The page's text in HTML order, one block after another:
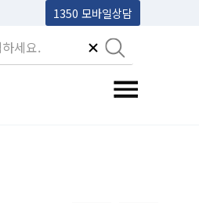
1350 모바일상담
전체메뉴 토글